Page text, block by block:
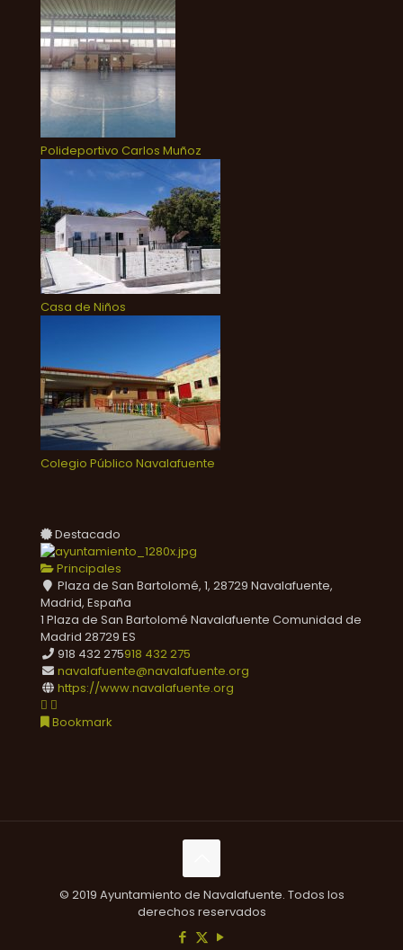
Polideportivo Carlos Muñoz
Casa de Niños
Colegio Público Navalafuente
Destacado
Principales
Plaza de San Bartolomé, 1, 28729 Navalafuente,
Madrid, España
1 Plaza de San Bartolomé Navalafuente Comunidad de
Madrid 28729 ES
918 432 275918 432 275
navalafuente@navalafuente.org
https://www.navalafuente.org
Bookmark
© 2019 Ayuntamiento de Navalafuente. Todos los
derechos reservados